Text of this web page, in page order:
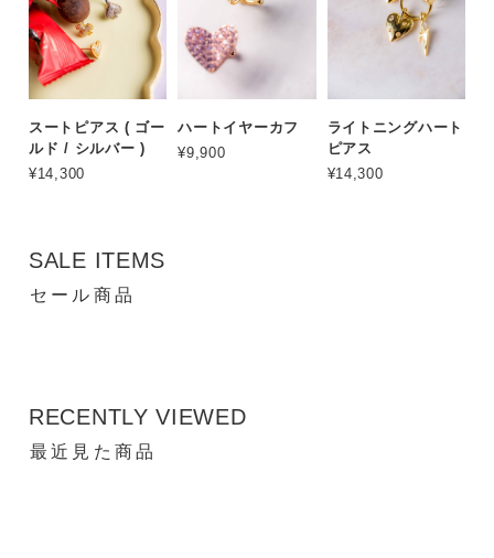
スートピアス ( ゴー
ルド / シルバー )
¥14,300
ハートイヤーカフ
¥9,900
ライトニングハート
ピアス
¥14,300
SALE ITEMS
セール商品
RECENTLY VIEWED
最近見た商品